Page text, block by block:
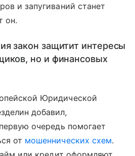
и запугиваний станет
он.
закон защитит интересы
но и финансовых
Юридической
добавил,
очередь помогает
от мошеннических схем.